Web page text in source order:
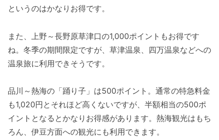
というのはかなりお得です。
また、上野～長野原草津口の1,000ポイントもお得です
ね。冬季の期間限定ですが、草津温泉、四万温泉などへの
温泉旅に利用できそうです。
品川～熱海の「踊り子」は500ポイント。通常の特急料金
も1,020円とそれほど高くないですが、半額相当の500ポ
イントとなるとかなりお得感があります。熱海観光はもち
ろん、伊豆方面への観光にも利用できます。